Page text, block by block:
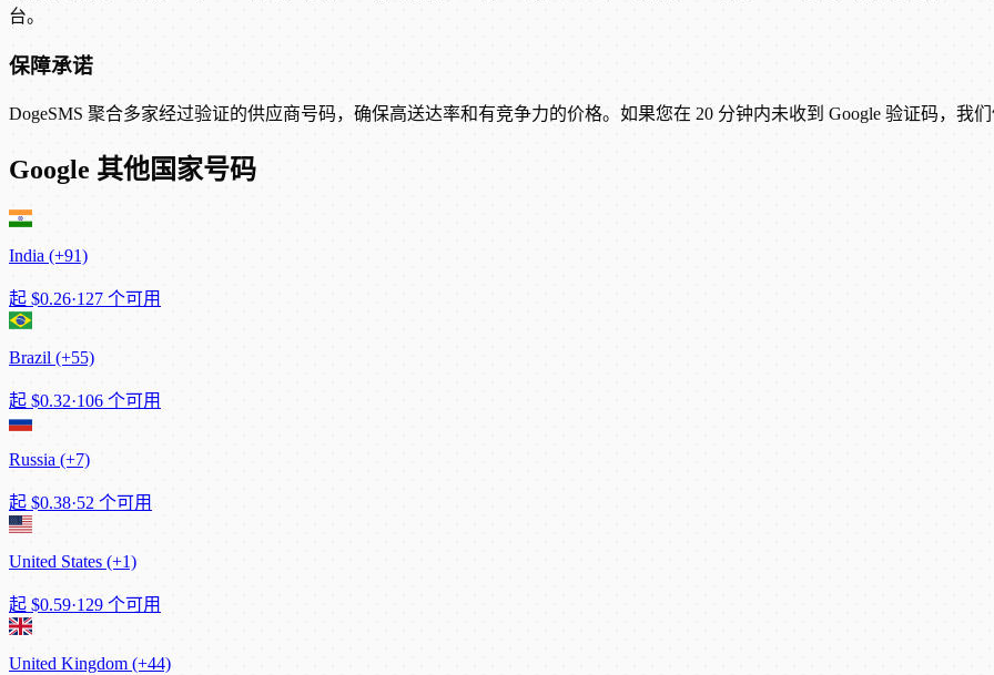
台。
保障承诺
DogeSMS 聚合多家经过验证的供应商号码，确保高送达率和有竞争力的价格。如果您在 20 分钟内未收到 Google 验证码，我
Google 其他国家号码
India (+91)
起 $0.26·127 个可用
Brazil (+55)
起 $0.32·106 个可用
Russia (+7)
起 $0.38·52 个可用
United States (+1)
起 $0.59·129 个可用
United Kingdom (+44)